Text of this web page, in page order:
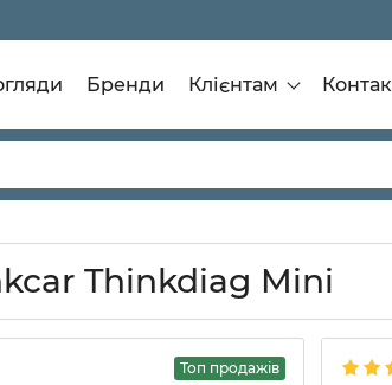
Бренди Клієнтам
Thinkdiag Mini
Топ продажів